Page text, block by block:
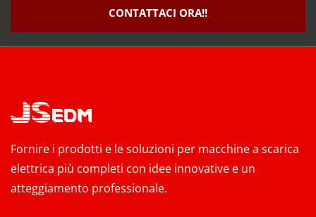
CONTATTACI ORA!!
Fornire i prodotti e le soluzioni per macchine a scarica
elettrica più completi con idee innovative e un
atteggiamento professionale.